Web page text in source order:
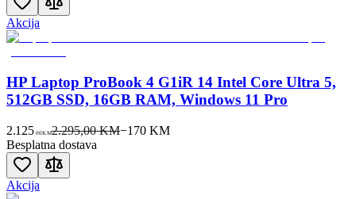
Akcija
HP Laptop ProBook 4 G1iR 14 Intel Core Ultra 5,
512GB SSD, 16GB RAM, Windows 11 Pro
2.125 00KM2.295,00 KM−170KM
Besplatna dostava
Akcija